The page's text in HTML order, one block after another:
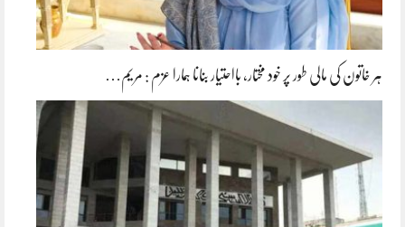
ہر خاتون کی مالی طور پر خود مختار، بااحتیار بنانا ہمارا عزم : مریم…